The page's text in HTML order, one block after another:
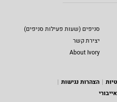
סניפים (שעות פעילות סניפים)
יצירת קשר
About Ivory
הצהרות נגישות